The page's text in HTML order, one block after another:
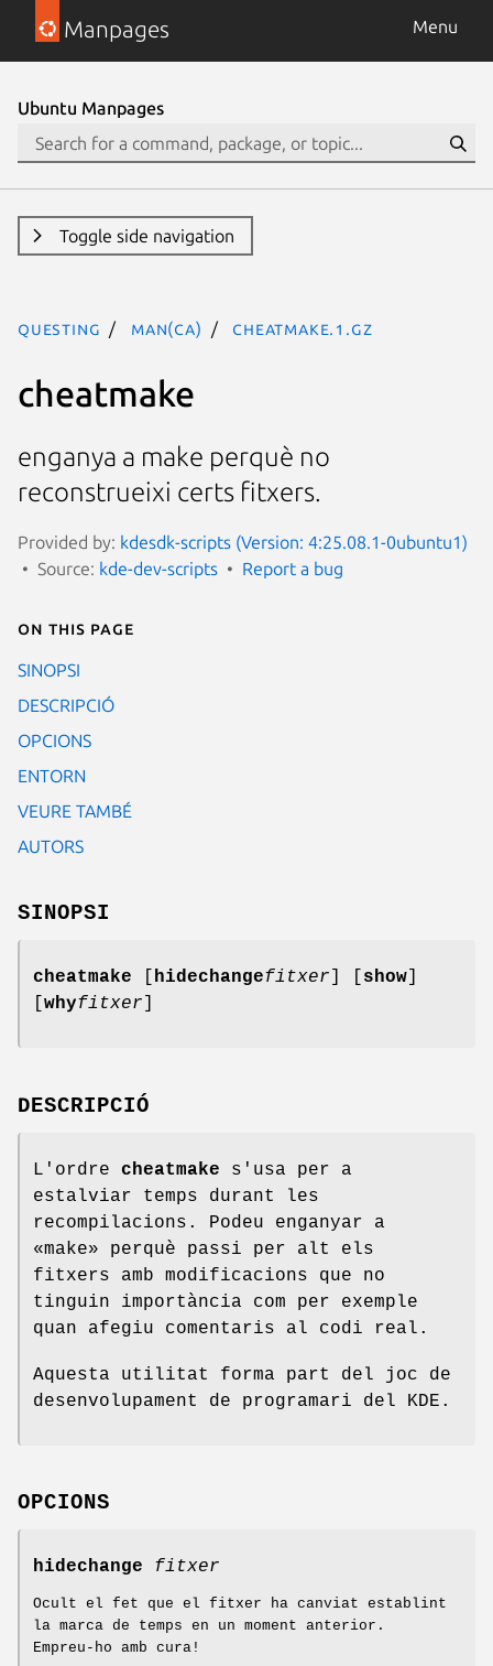
Manpages Menu
Ubuntu Manpages
Toggle side navigation
questing man(ca) cheatmake.1.gz
cheatmake
enganya a make perquè no
reconstrueixi certs fitxers.
Provided by: kdesdk-scripts (Version: 4:25.08.1-0ubuntu1)
Source: kde-dev-scripts Report a bug
On this page
SINOPSI
DESCRIPCIÓ
OPCIONS
ENTORN
VEURE TAMBÉ
AUTORS
SINOPSI
cheatmake hidechangefitxer show
whyfitxer
DESCRIPCIÓ
L'ordre cheatmake s'usa per a
estalviar temps durant les
recompilacions. Podeu enganyar a
«make» perquè passi per alt els
fitxers amb modificacions que no
tinguin importància com per exemple
quan afegiu comentaris al codi real.
Aquesta utilitat forma part del joc de
desenvolupament de programari del KDE.
OPCIONS
hidechange fitxer
Ocult el fet que el fitxer ha canviat establint
la marca de temps en un moment anterior.
Empreu-ho amb cura!